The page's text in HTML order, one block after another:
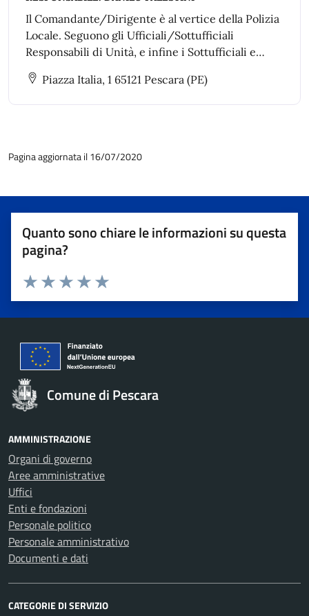
Il Comandante/Dirigente è al vertice della Polizia
Locale. Seguono gli Ufficiali/Sottufficiali
Responsabili di Unità, e infine i Sottufficiali e
agenti (operatori di vigilanza).
Piazza Italia, 1 65121 Pescara (PE)
Pagina aggiornata il 16/07/2020
Quanto sono chiare le informazioni su questa
pagina?
Valuta 5 stelle su 5
Valuta 4 stelle su 5
Valuta 3 stelle su 5
Valuta 2 stelle su 5
Valuta 1 stelle su 5
Comune di Pescara
AMMINISTRAZIONE
Organi di governo
Aree amministrative
Uffici
Enti e fondazioni
Personale politico
Personale amministrativo
Documenti e dati
CATEGORIE DI SERVIZIO